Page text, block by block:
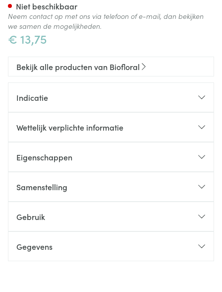
€ 13,75
Niet beschikbaar
Neem contact op met ons via telefoon of e-mail, dan bekijken
we samen de mogelijkheden.
Bekijk alle producten van Biofloral
Indicatie
Wettelijk verplichte informatie
Eigenschappen
Samenstelling
Gebruik
Gegevens